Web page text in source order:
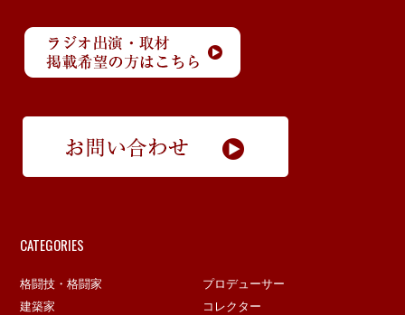
CATEGORIES
格闘技・格闘家
プロデューサー
建築家
コレクター